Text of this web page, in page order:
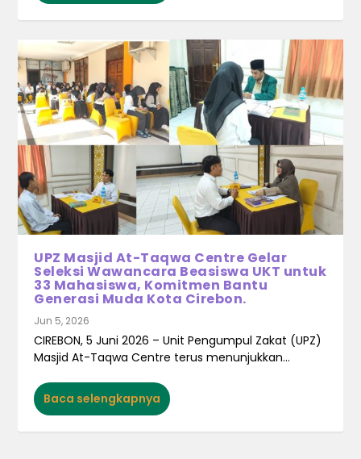
UPZ Masjid At-Taqwa Centre Gelar
Seleksi Wawancara Beasiswa UKT untuk
33 Mahasiswa, Komitmen Bantu
Generasi Muda Kota Cirebon.
Jun 5, 2026
CIREBON, 5 Juni 2026 – Unit Pengumpul Zakat (UPZ)
Masjid At-Taqwa Centre terus menunjukkan...
Baca selengkapnya